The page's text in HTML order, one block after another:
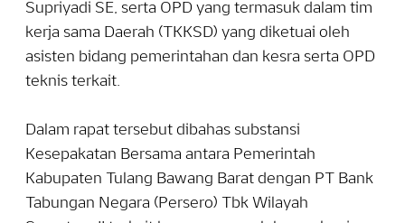
Supriyadi SE, serta OPD yang termasuk dalam tim
kerja sama Daerah (TKKSD) yang diketuai oleh
asisten bidang pemerintahan dan kesra serta OPD
teknis terkait.
Dalam rapat tersebut dibahas substansi
Kesepakatan Bersama antara Pemerintah
Kabupaten Tulang Bawang Barat dengan PT Bank
Tabungan Negara (Persero) Tbk Wilayah